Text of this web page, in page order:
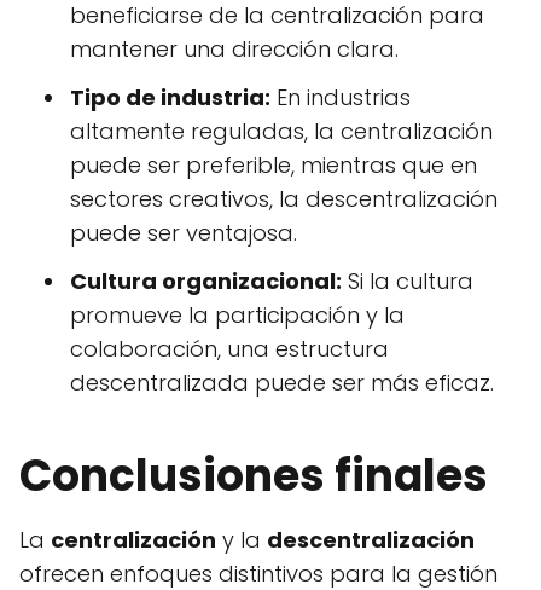
beneficiarse de la centralización para
mantener una dirección clara.
Tipo de industria: En industrias
altamente reguladas, la centralización
puede ser preferible, mientras que en
sectores creativos, la descentralización
puede ser ventajosa.
Cultura organizacional: Si la cultura
promueve la participación y la
colaboración, una estructura
descentralizada puede ser más eficaz.
Conclusiones finales
La centralización y la descentralización
ofrecen enfoques distintivos para la gestión